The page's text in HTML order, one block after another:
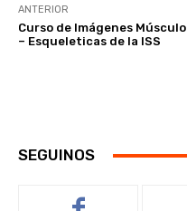
ANTERIOR
Curso de Imágenes Músculo
– Esqueleticas de la ISS
SEGUINOS